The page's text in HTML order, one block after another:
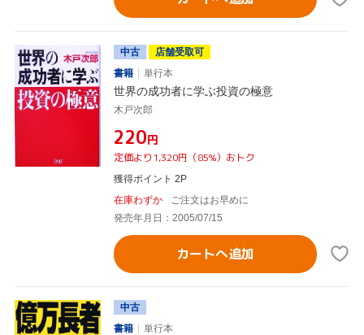
中古
店舗受取可
書籍
単行本
世界の成功者に学ぶ投資の極意
木戸次郎
¥220円
定価より1,320円（85%）おトク
獲得ポイント 2P
在庫わずか
ご注文はお早めに
発売年月日：2005/07/15
カートへ追加
中古
書籍
単行本